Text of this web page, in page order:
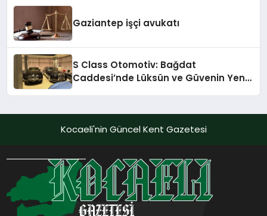
Gaziantep işçi avukatı
S Class Otomotiv: Bağdat
Caddesi’nde Lüksün ve Güvenin Yeni
Kocaeli'nin Güncel Kent Gazetesi